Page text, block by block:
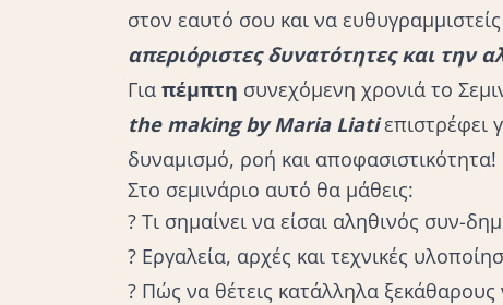
στον εαυτό σου και να
απεριόριστες δυνατότητες και την
Για πέμπτη συνεχόμενη χρονιά το
the making by Maria Liatiεπιστρέφει
δυναμισμό, ροή και αποφασιστικότητα!
Στο σεμινάριο αυτό θα μάθεις:
? Τι σημαίνει να είσαι αληθινός συν-
? Εργαλεία, αρχές και τεχνικές
? Πώς να θέτεις κατάλληλα